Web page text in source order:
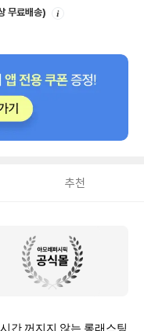
무료배송)
추천
간 꺼지지 않는 롱래스팅